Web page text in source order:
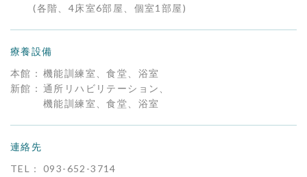
(各階、4床室6部屋、個室1部屋)
療養設備
本館： 機能訓練室、食堂、浴室
新館： 通所リハビリテーション、
機能訓練室、食堂、浴室
連絡先
TEL：
093-652-3714